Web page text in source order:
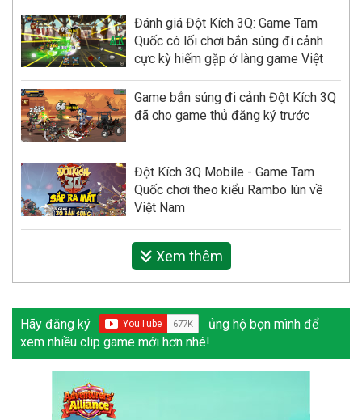
Đánh giá Đột Kích 3Q: Game Tam
Quốc có lối chơi bắn súng đi cảnh
cực kỳ hiếm gặp ở làng game Việt
Game bắn súng đi cảnh Đột Kích 3Q
đã cho game thủ đăng ký trước
Đột Kích 3Q Mobile - Game Tam
Quốc chơi theo kiểu Rambo lùn về
Việt Nam
Xem thêm
Hãy đăng ký
ủng hộ bọn mình để
xem nhiều clip game mới hơn nhé!